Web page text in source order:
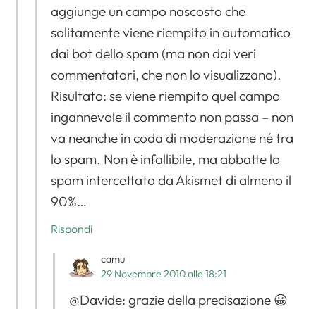
aggiunge un campo nascosto che
solitamente viene riempito in automatico
dai bot dello spam (ma non dai veri
commentatori, che non lo visualizzano).
Risultato: se viene riempito quel campo
ingannevole il commento non passa – non
va neanche in coda di moderazione né tra
lo spam. Non è infallibile, ma abbatte lo
spam intercettato da Akismet di almeno il
90%…
Rispondi
camu
29 Novembre 2010 alle 18:21
@Davide: grazie della precisazione 😀